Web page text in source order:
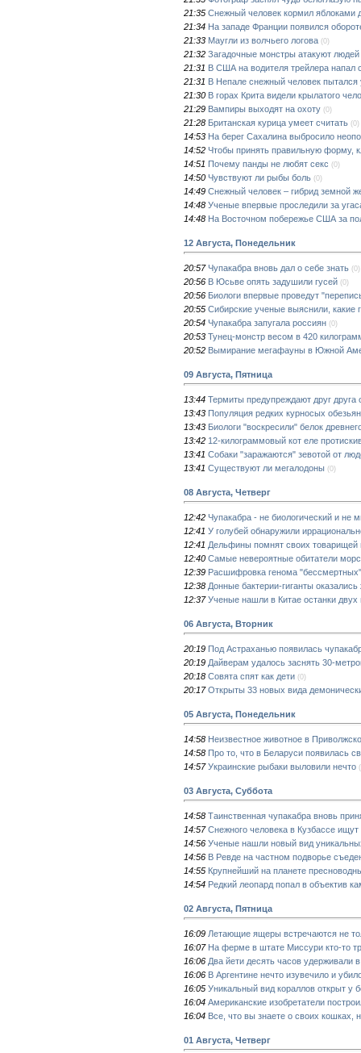
21:35 Снежный человек кормил яблоками
21:34 На западе Франции появился
21:33 Маугли из волчьего логова (0)
21:32 Загадочные монстры атакуют
21:31 В США на водителя трейлера напал
21:31 В Непале снежный человек пытался
21:30 В горах Крита видели крылатого
21:29 Вампиры выходят на охоту (0)
21:28 Британская курица умеет считать (0)
14:53 На берег Сахалина выбросило
14:52 Чтобы принять правильную форму,
14:51 Почему панды не любят секс (0)
14:50 Чувствуют ли рыбы боль (0)
14:49 Снежный человек – гибрид земной
14:48 Ученые впервые проследили за
14:48 На Восточном побережье США за
12 Августа, Понедельник
20:57 Чупакабра вновь дал о себе знать (0)
20:56 В Юсьве опять задушили гусей (0)
20:56 Биологи впервые проведут
20:55 Сибирские ученые выяснили, какие
20:54 Чупакабра запугала россиян (0)
20:53 Тунец-монстр весом в 420
20:52 Вымирание мегафауны в Южной
09 Августа, Пятница
13:44 Термиты предупреждают друг
13:43 Популяция редких курносых
13:43 Биологи "воскресили" белок
13:42 12-килограммовый кот еле
13:41 Собаки "заражаются" зевотой от
13:41 Существуют ли мегалодоны (0)
08 Августа, Четверг
12:42 Чупакабра - не биологический и не
12:41 У голубей обнаружили
12:41 Дельфины помнят своих товарищей
12:40 Самые невероятные обитатели
12:39 Расшифровка генома
12:38 Донные бактерии-гиганты
12:37 Ученые нашли в Китае останки
06 Августа, Вторник
20:19 Под Астраханью появилась
20:19 Дайверам удалось заснять 30-
20:18 Совята спят как дети (0)
20:17 Открыты 33 новых вида
05 Августа, Понедельник
14:58 Неизвестное животное в
14:58 Про то, что в Беларуси появилась
14:57 Украинские рыбаки выловили нечто
03 Августа, Суббота
14:58 Таинственная чупакабра вновь
14:57 Снежного человека в Кузбассе
14:56 Ученые нашли новый вид
14:56 В Ревде на частном подворье
14:55 Крупнейший на планете
14:54 Редкий леопард попал в объектив
02 Августа, Пятница
16:09 Летающие ящеры встречаются не
16:07 На ферме в штате Миссури кто-то
16:06 Два йети десять часов удерживали
16:06 В Аргентине нечто изувечило и
16:05 Уникальный вид кораллов открыт у
16:04 Американские изобретатели
16:04 Все, что вы знаете о своих кошках,
01 Августа, Четверг